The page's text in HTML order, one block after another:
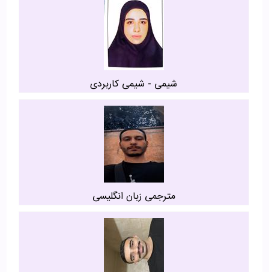
شیمی - شیمی کاربردی
مترجمی زبان انگلیسی